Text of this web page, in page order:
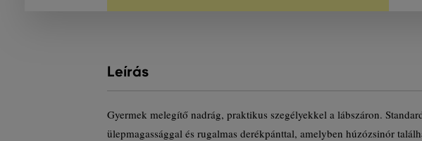
Leírás
Gyermek melegítő nadrág, praktikus szegélyekkel a lábszáron.
ülepmagassággal és rugalmas derékpánttal, amelyben húzózsinór